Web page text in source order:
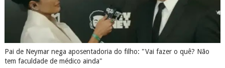
Pai de Neymar nega aposentadoria do filho: "Vai fazer o quê? Não
tem faculdade de médico ainda"